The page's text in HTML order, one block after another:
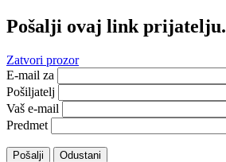
Pošalji ovaj link prijatelju.
Zatvori prozor
E-mail za
Pošiljatelj
Vaš e-mail
Predmet
Pošalji Odustani